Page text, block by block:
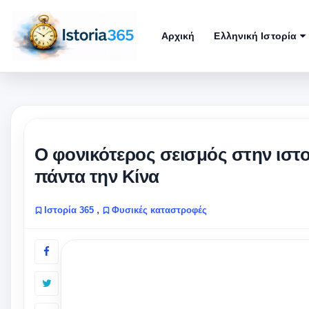
Αρχική Ελληνική Ιστορία
Ο φονικότερος σεισμός στην
πάντα την Κίνα
Ιστορία 365 , Φυσικές καταστροφές